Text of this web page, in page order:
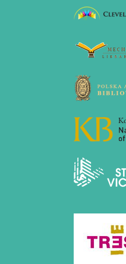
November 2010 (2 Einträge)
Oktober 2010 (1 Eintrag)
Juli 2010 (3 Einträge)
Juni 2010 (2 Einträge)
März 2010 (2 Einträge)
Februar 2010 (1 Eintrag)
Dezember 2009 (3 Einträge)
Oktober 2009 (4 Einträge)
September 2009 (1 Eintrag)
Februar 2009 (1 Eintrag)
Dezember 2008 (1 Eintrag)